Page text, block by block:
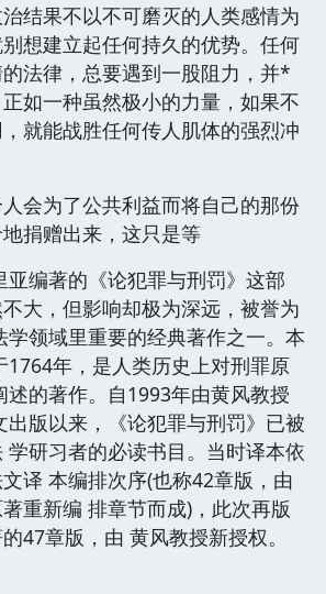
果不以不可磨灭的人类感情为
想建立起任何持久的优势。任何
法律，总要遇到一股阻力，并*
如一种虽然极小的力量，如果不
就能战胜任何传人肌体的强烈冲
为了公共利益而将自己的那份
捐赠出来，这只是等
亚编著的《论犯罪与刑罚》这部
大，但影响却极为深远，被誉为
学领域里重要的经典著作之一。本
1764年，是人类历史上对刑罪原
述的著作。自1993年由黄风教授
出版以来，《论犯罪与刑罚》已被
学研习者的必读书目。当时译本依
译 本编排次序(也称42章版，由
重新编 排章节而成)，此次再版
47章版，由 黄风教授新授权。